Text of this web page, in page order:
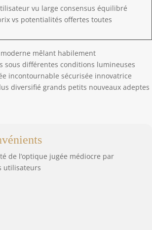
vu large consensus équilibré
vs potentialités offertes toutes
mêlant habilement
différentes conditions lumineuses
incontournable sécurisée innovatrice
diversifié grands petits nouveaux adeptes
de l’optique jugée médiocre par
utilisateurs